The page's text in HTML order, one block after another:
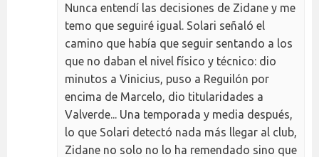
Nunca entendí las decisiones de Zidane y me
temo que seguiré igual. Solari señaló el
camino que había que seguir sentando a los
que no daban el nivel físico y técnico: dio
minutos a Vinicius, puso a Reguilón por
encima de Marcelo, dio titularidades a
Valverde... Una temporada y media después,
lo que Solari detectó nada más llegar al club,
Zidane no solo no lo ha remendado sino que